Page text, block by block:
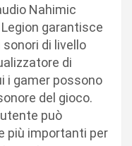
Nahimic
garantisce
di livello
di
i gamer possono
del gioco.
può
più importanti per